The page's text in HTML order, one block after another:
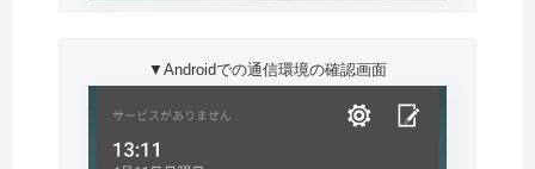
▼Androidでの通信環境の確認画面